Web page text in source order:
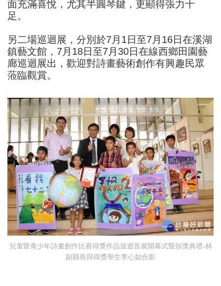
面充滿喜悅，尤其半圓琴鍵，更顯得張力十
足。
另二場巡迴展，分別於7月1日至7月16日在溪湖
鎮藝文館，7月18日至7月30日在線西鄉田園藝
廊巡迴展出，歡迎對詩畫藝術創作有興趣民眾
蒞臨觀賞。
兒童暨青少年詩畫創作比賽得獎作品巡迴首展開幕式暨頒獎典禮-林
副縣長與得獎學生李心如合影